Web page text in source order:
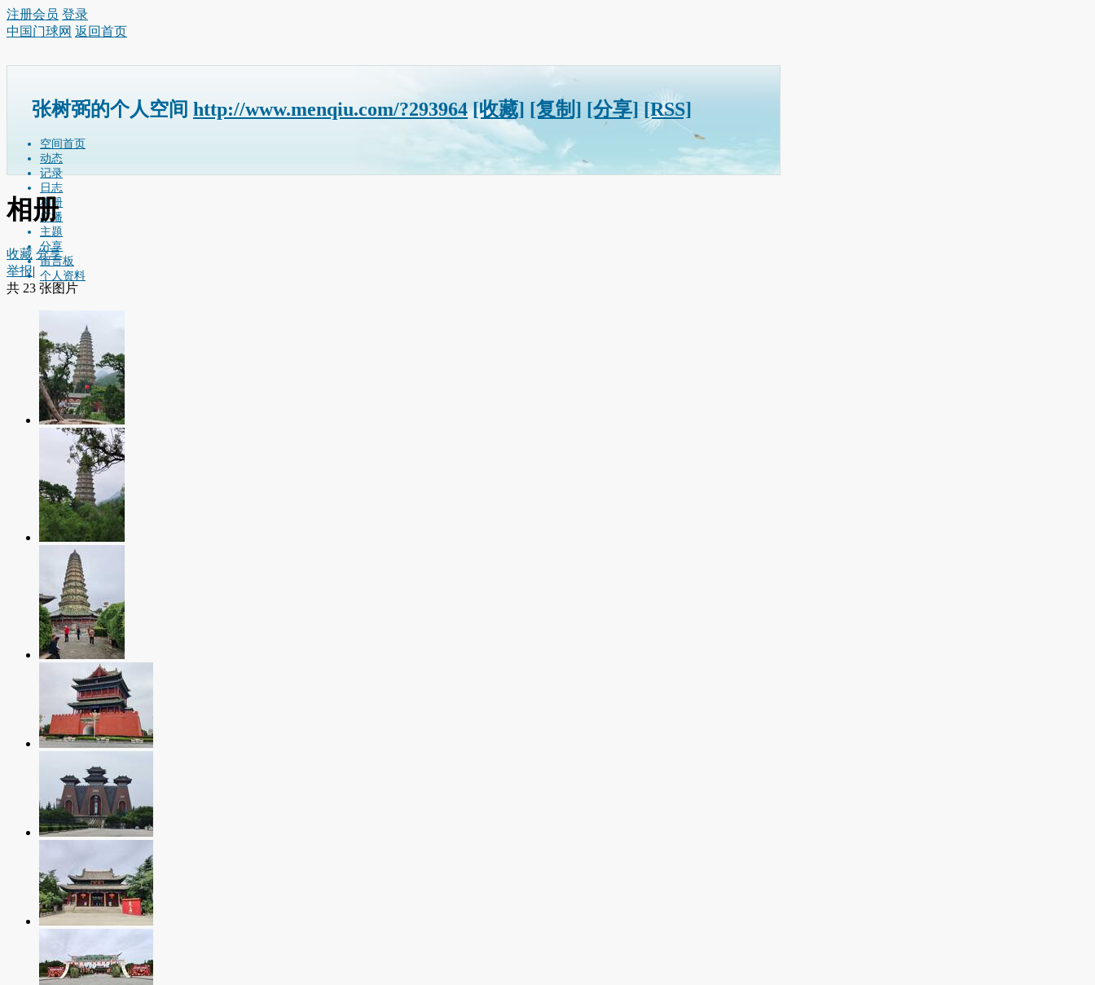
注册会员 登录
中国门球网 返回首页
张树弼的个人空间 http://www.menqiu.com/?293964 [收藏] [复制] [分享] [RSS]
空间首页
动态
记录
日志
相册
广播
主题
分享
留言板
个人资料
相册
收藏 分享
举报|
共 23 张图片